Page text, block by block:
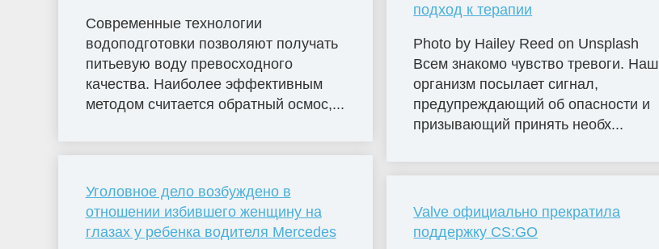
Современные технологии
водоподготовки позволяют получать
питьевую воду превосходного
качества. Наиболее эффективным
методом считается обратный осмос,...
Уголовное дело возбуждено в
отношении избившего женщину на
глазах у ребенка водителя Mercedes
подход к терапии
Photo by Hailey Reed on Unsplash
Всем знакомо чувство тревоги. Наш
организм посылает сигнал,
предупреждающий об опасности и
призывающий принять необх...
Valve официально прекратила
поддержку CS:GO